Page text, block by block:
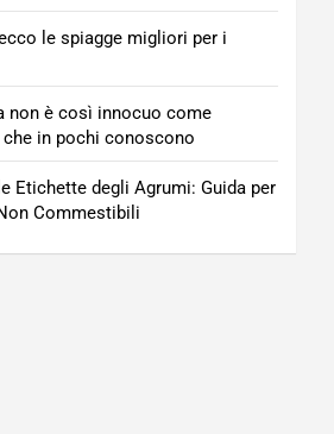
le spiagge migliori per i
non è così innocuo come
in pochi conoscono
Etichette degli Agrumi: Guida per
Commestibili